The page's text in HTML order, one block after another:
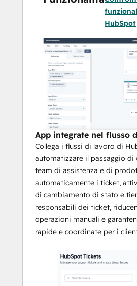
entrambi i sistemi e
sull’avanzamento dei
strumento all’altro.
lavoro del CRM e della
progetti, garantisce
una comunicazione più
passaggio più fluido
allo sviluppo del prodotto.
HubSpot
App integrate nel flusso
Collega i flussi di lavoro di
automatizzare il passaggio di
team di assistenza e di
automaticamente i ticket,
di cambiamento di stato e
responsabili dei ticket,
operazioni manuali e
rapide e coordinate per i